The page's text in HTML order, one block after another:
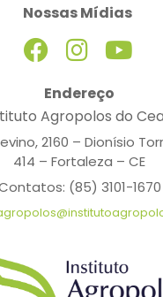
Endereço
Agropolos do
2160 – Dionísio
414 – Fortaleza – CE
(85) 3101-1670
Nossas Mídias